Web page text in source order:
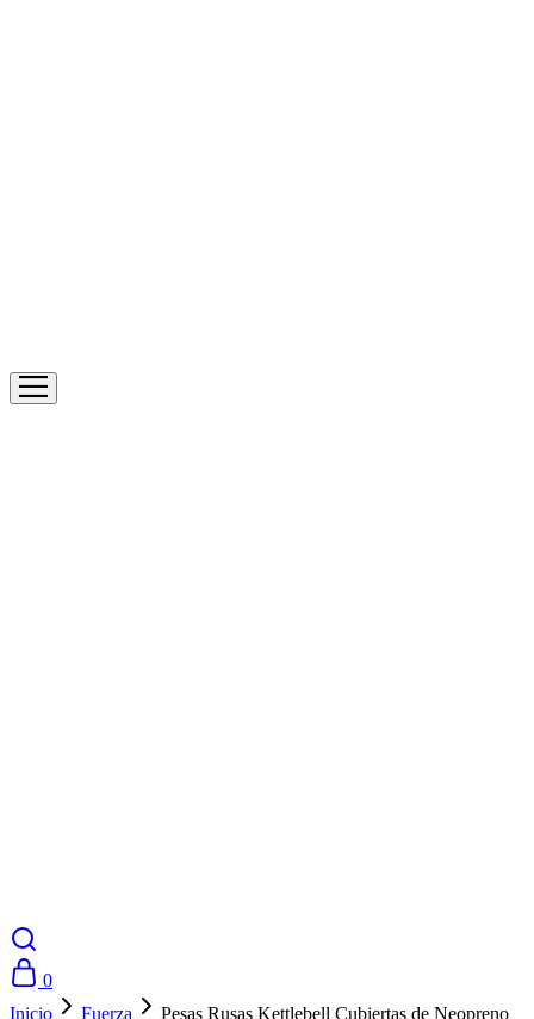
0
Inicio
Fuerza
Pesas Rusas Kettlebell Cubiertas de Neopreno